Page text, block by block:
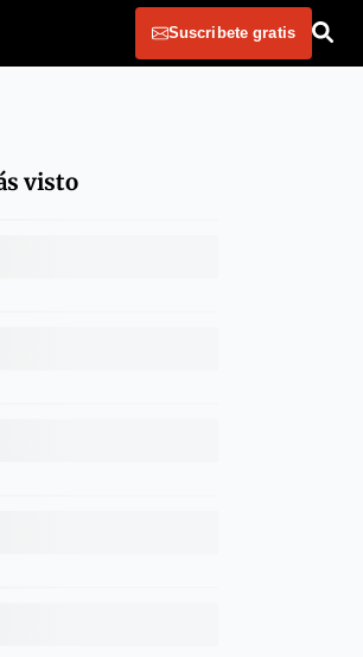
Suscribete gratis
visto